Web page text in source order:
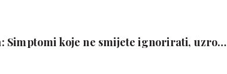
Simptomi koje ne smijete ignorirati, uzroci